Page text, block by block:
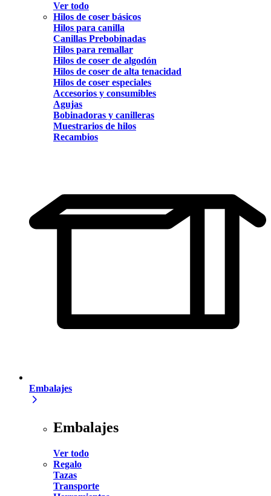
Ver todo
Hilos de coser básicos
Hilos para canilla
Canillas Prebobinadas
Hilos para remallar
Hilos de coser de algodón
Hilos de coser de alta tenacidad
Hilos de coser especiales
Accesorios y consumibles
Agujas
Bobinadoras y canilleras
Muestrarios de hilos
Recambios
Embalajes
Embalajes
Ver todo
Regalo
Tazas
Transporte